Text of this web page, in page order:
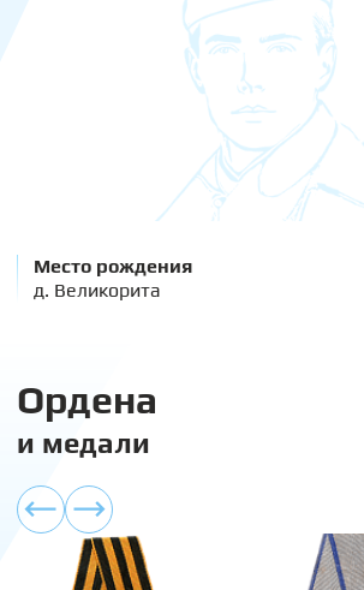
Место рождения
д. Великорита
Ордена
и медали